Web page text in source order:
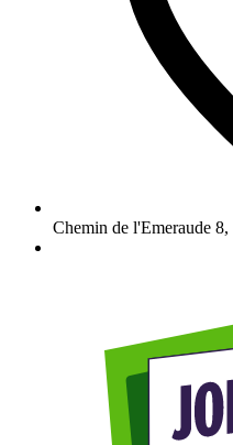
Chemin de l'Emeraude 8,